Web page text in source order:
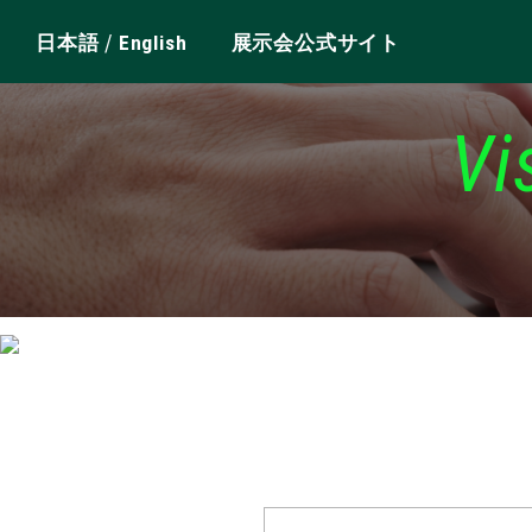
日本語/ English 展示会公式サイト